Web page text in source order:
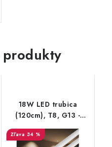
produkty
18W LED trubica
(120cm), T8, G13 -
PACK
34 %